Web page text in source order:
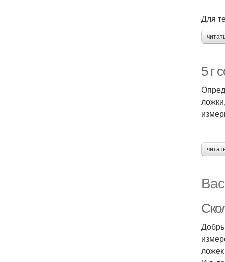
Для
5 г